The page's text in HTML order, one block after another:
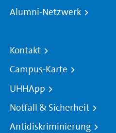
Alumni-Netzwerk
Kontakt
Campus-Karte
UHHApp
Notfall & Sicherheit
Antidiskriminierung